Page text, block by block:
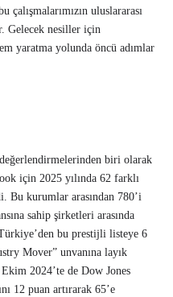
çalışmalarımızın uluslararası
Gelecek nesiller için
yaratma yolunda öncü adımlar
biri olarak
için 2025 yılında 62 farklı
Bu kurumlar arasından 780’i
sahip şirketleri arasında
bu prestijli listeye 6
Mover” unvanına layık
2024’te de Dow Jones
12 puan artırarak 65’e